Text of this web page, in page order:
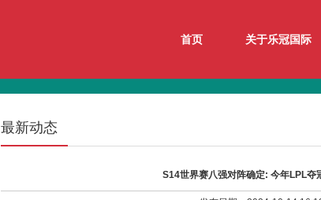
首页 关于乐冠国际
最新动态
S14世界赛八强对阵确定: 今年LPL夺